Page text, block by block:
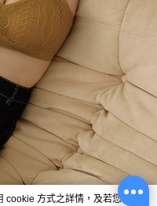
方式之詳情，及若您不希